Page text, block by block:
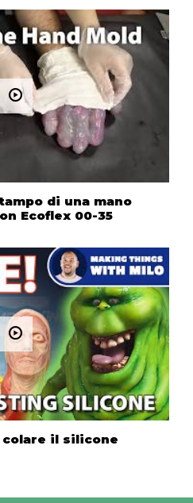
di una mano
Ecoflex 00-35
colare il silicone